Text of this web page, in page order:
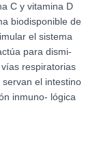
C y vitamina D
biodisponible de
el sistema
para dismi-
respiratorias
el intestino
inmuno- lógica